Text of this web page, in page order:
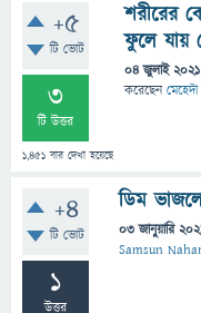
+5
টি ভোট
3
টি উত্তর
1,451 বার দেখা হয়েছে
শরীরের
ফুলে যায়
04 জুলাই 2021
করেছেন
+4
টি ভোট
1
উত্তর
ডিম
03 জানুয়ারি
Samsun